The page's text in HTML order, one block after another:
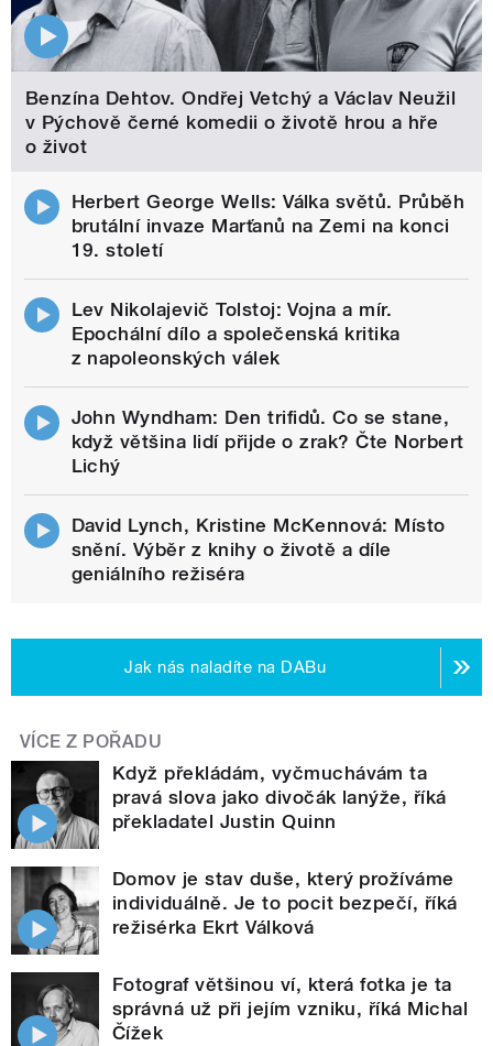
Benzína Dehtov. Ondřej Vetchý a Václav Neužil
v Pýchově černé komedii o životě hrou a hře
o život
Herbert George Wells: Válka světů. Průběh
brutální invaze Marťanů na Zemi na konci
19. století
Lev Nikolajevič Tolstoj: Vojna a mír.
Epochální dílo a společenská kritika
z napoleonských válek
John Wyndham: Den trifidů. Co se stane,
když většina lidí přijde o zrak? Čte Norbert
Lichý
David Lynch, Kristine McKennová: Místo
snění. Výběr z knihy o životě a díle
geniálního režiséra
Jak nás naladíte na DABu
VÍCE Z POŘADU
Když překládám, vyčmuchávám ta
pravá slova jako divočák lanýže, říká
překladatel Justin Quinn
Domov je stav duše, který prožíváme
individuálně. Je to pocit bezpečí, říká
režisérka Ekrt Válková
Fotograf většinou ví, která fotka je ta
správná už při jejím vzniku, říká Michal
Čížek